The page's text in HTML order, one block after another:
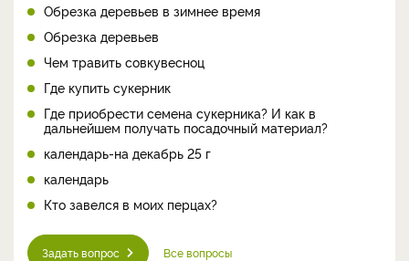
Обрезка деревьев в зимнее время
Обрезка деревьев
Чем травить совкувесноц
Где купить сукерник
Где приобрести семена сукерника? И как в
дальнейшем получать посадочный материал?
календарь-на декабрь 25 г
календарь
Кто завелся в моих перцах?
Задать вопрос Все вопросы